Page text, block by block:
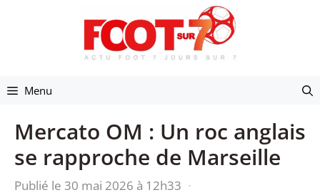
Menu
Mercato OM : Un roc anglais
se rapproche de Marseille
Publié le 30 mai 2026 à 12h33 ·